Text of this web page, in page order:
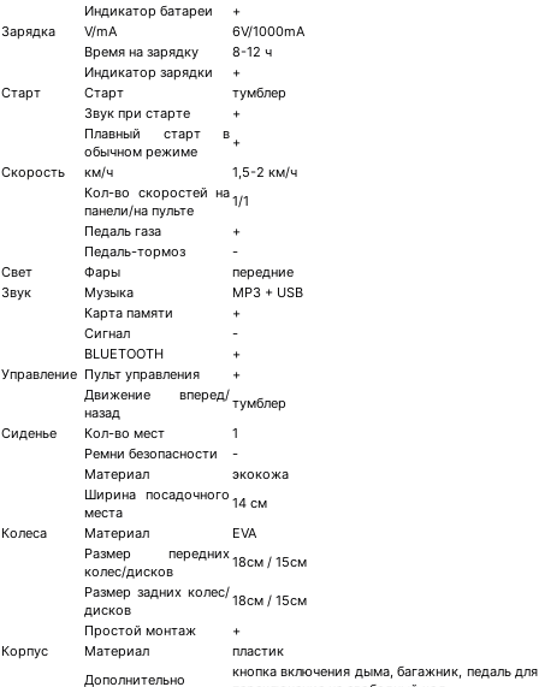
Индикатор батареи
+
Зарядка
V/mA
6V/1000mA
Время на зарядку
8-12 ч
Индикатор зарядки
+
Старт
Старт
тумблер
Звук при старте
+
Плавный старт в
обычном режиме
+
Скорость
км/ч
1,5-2 км/ч
Кол-во скоростей на
панели/на пульте
1/1
Педаль газа
+
Педаль-тормоз
-
Свет
Фары
передние
Звук
Музыка
MP3 + USB
Карта памяти
+
Сигнал
-
BLUETOOTH
+
Управление Пульт управления
+
Движение вперед/
назад
тумблер
Сиденье
Кол-во мест
1
Ремни безопасности
-
Материал
экокожа
Ширина посадочного
места
14 см
Колеса
Материал
EVA
Размер передних
колес/дисков
18см / 15см
Размер задних колес/
дисков
18см / 15см
Простой монтаж
+
Корпус
Материал
пластик
Дополнительно
кнопка включения дыма, багажник, педаль для